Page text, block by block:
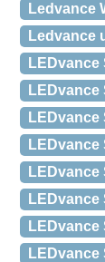
Ledvance
Ledvance
LEDvance
LEDvance
LEDvance
LEDvance
LEDvance
LEDvance
LEDvance
LEDvance